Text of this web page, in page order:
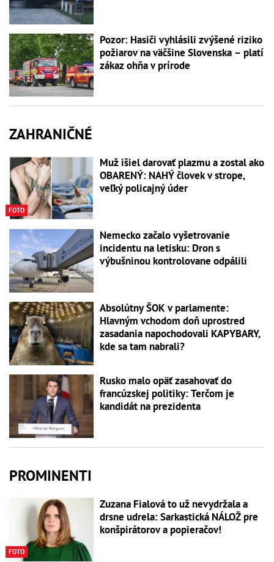
Pozor: Hasiči vyhlásili zvýšené riziko
požiarov na väčšine Slovenska – platí
zákaz ohňa v prírode
ZAHRANIČNÉ
FOTO
Muž išiel darovať plazmu a zostal ako
OBARENÝ: NAHÝ človek v strope,
veľký policajný úder
Nemecko začalo vyšetrovanie
incidentu na letisku: Dron s
výbušninou kontrolovane odpálili
Absolútny ŠOK v parlamente:
Hlavným vchodom doň uprostred
zasadania napochodovali KAPYBARY,
kde sa tam nabrali?
Rusko malo opäť zasahovať do
francúzskej politiky: Terčom je
kandidát na prezidenta
PROMINENTI
FOTO
Zuzana Fialová to už nevydržala a
drsne udrela: Sarkastická NÁLOŽ pre
konšpirátorov a popieračov!